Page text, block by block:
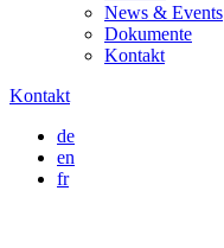
News & Events
Dokumente
Kontakt
Kontakt
de
en
fr